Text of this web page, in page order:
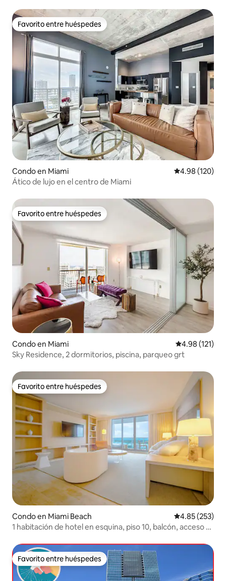
Favorito entre huéspedes
Favorito entre huéspedes
Condo en Miami Calificación
4.98 (120)
Ático de lujo en el centro de Miami
Favorito entre huéspedes
Favorito entre huéspedes
Condo en Miami Calificación
4.98 (121)
Sky Residence, 2 dormitorios, piscina, parqueo grt
Favorito entre huéspedes
Favorito entre huéspedes
Condo en Miami Beach Calificación
4.85 (253)
1 habitación de hotel en esquina, piso 10, balcón, acceso a
Favorito entre huéspedes
Favorito entre huéspedes